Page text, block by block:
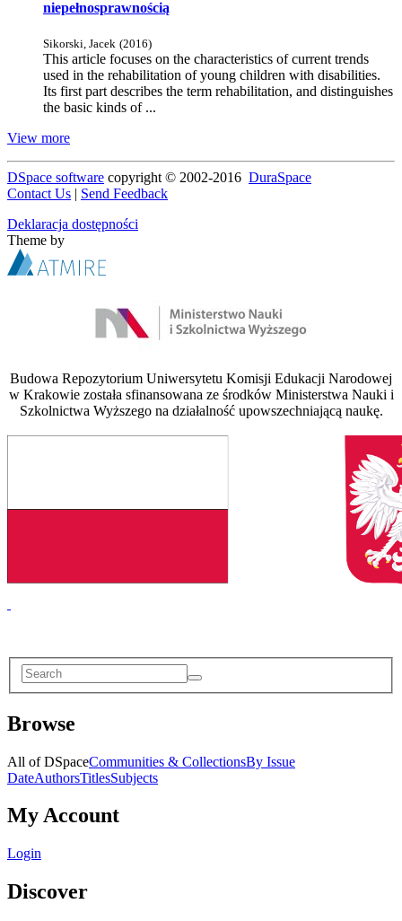
niepełnosprawnością
Sikorski, Jacek (2016)
This article focuses on the characteristics of current trends
used in the rehabilitation of young children with disabilities.
Its first part describes the term rehabilitation, and distinguishes
the basic kinds of ...
View more
DSpace software copyright © 2002-2016 DuraSpace
Contact Us | Send Feedback
Deklaracja dostępności
Theme by
Budowa Repozytorium Uniwersytetu Komisji Edukacji Narodowej
w Krakowie została sfinansowana ze środków Ministerstwa Nauki i
Szkolnictwa Wyższego na działalność upowszechniającą naukę.
Browse
All of DSpaceCommunities & CollectionsBy Issue
DateAuthorsTitlesSubjects
My Account
Login
Discover